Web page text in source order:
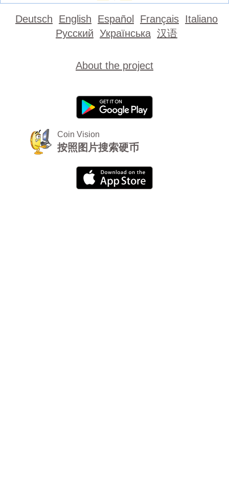
Deutsch English Español Français Italiano
Русский Українська 汉语
About the project
Coin Vision
按照图片搜索硬币